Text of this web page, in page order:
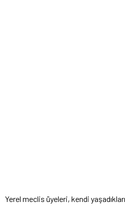
Yerel meclis üyeleri, kendi